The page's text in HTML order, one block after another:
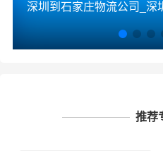
深圳到石家庄物流公司_深
推荐